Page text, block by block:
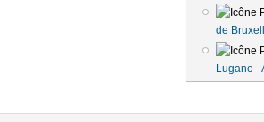
de
Lugano -